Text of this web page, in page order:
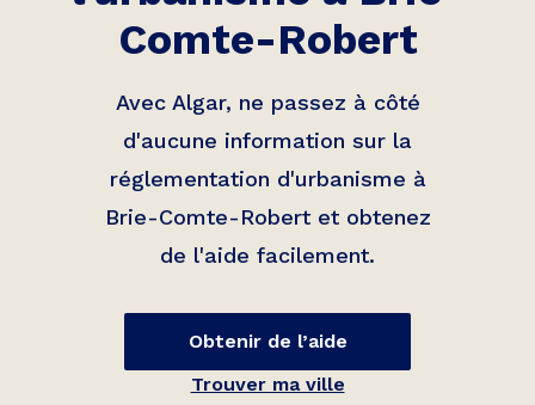
Comte-Robert
Avec Algar, ne passez à côté
d'aucune information sur la
réglementation d'urbanisme à
Brie-Comte-Robertet obtenez
de l'aide facilement.
Obtenir de l’aide
Trouver ma ville